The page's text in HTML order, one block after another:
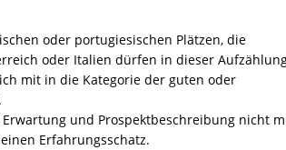
oder portugiesischen Plätzen, die
oder Italien dürfen in dieser
mit in die Kategorie der guten oder
und Prospektbeschreibung nicht
Erfahrungsschatz.